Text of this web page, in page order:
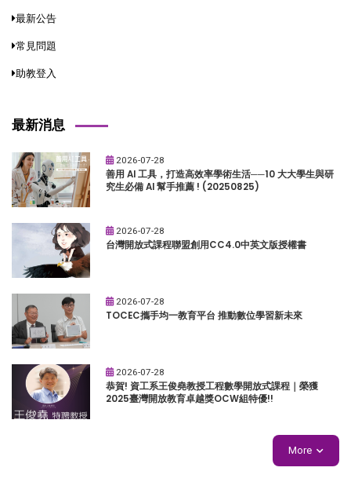
最新公告
常見問題
助教登入
最新消息
2026-07-28
善用 AI 工具，打造高效率學術生活──10 大大學生與研
究生必備 AI 幫手推薦 ! (20250825)
2026-07-28
台灣開放式課程聯盟創用CC4.0中英文版授權書
2026-07-28
TOCEC攜手均一教育平台 推動數位學習新未來
2026-07-28
恭賀! 資工系王俊堯教授工程數學開放式課程｜榮獲
2025臺灣開放教育卓越獎OCW組特優!!
More